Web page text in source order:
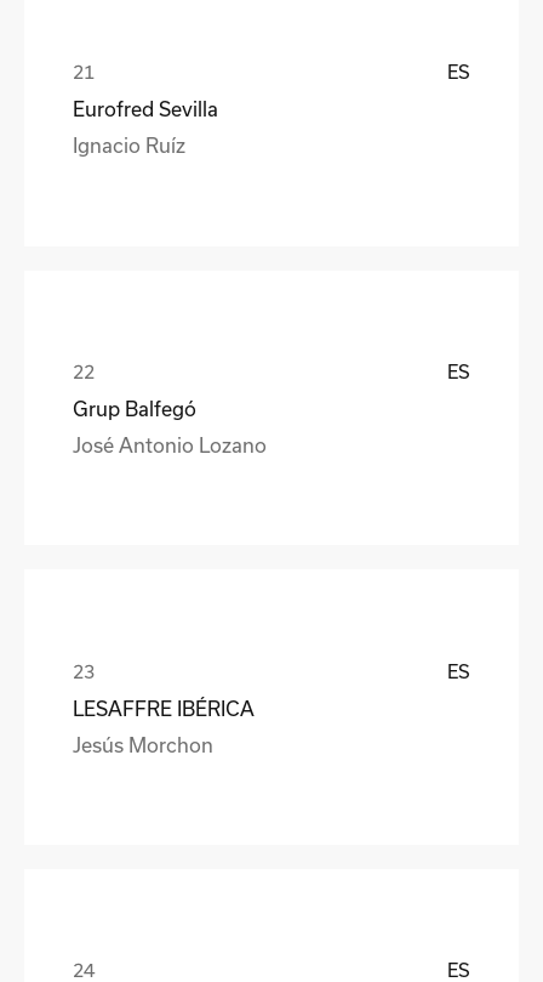
ES
Eurofred Sevilla
Ignacio Ruíz
ES
Grup Balfegó
José Antonio Lozano
ES
LESAFFRE IBÉRICA
Jesús Morchon
ES